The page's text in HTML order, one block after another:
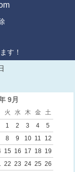
す！
9月
火 水 木 金
土
1
2 3 4
5
8 9 10 11
12
15 16 17 18 19
22 23 24 25 26